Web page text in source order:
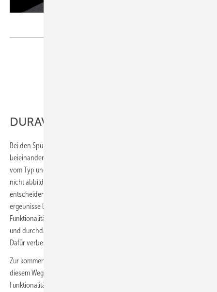
DURAVIT
Bei den Spültests fällt zunächst auf, dass die Ergebnisse sehr nah
beieinanderliegen. Der singuläre Test eines WCs hängt maßgeblich
vom Typ und der Einstellung des Spülkastens ab. Das kann dieser Test
nicht abbilden und ist auch nicht sein Anspruch. Für uns ist
entscheidend, dass unsere WCs in jeder Einbausituation gute Spül­
ergebnisse liefern. Unser Ziel ist es, führend in Design und
Funktionalität zu sein, um unseren Kunden die neuesten Technologien
und durchdachte Produkte bis ins kleinste Detail anbieten zu können.
Dafür verbessern wir unsere Produkte kontinuierlich.
Zur kommenden ISH setzt Duravit einen weiteren Meilenstein auf
diesem Weg: Das ME by Starck Wand-WC verbindet höchste
Funktionalität mit puristischem und zeitlosem Design zu einer